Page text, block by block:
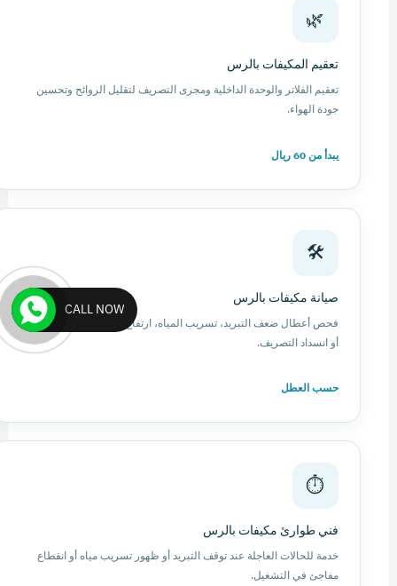
🌿
تعقيم المكيفات بالرس
تعقيم الفلاتر والوحدة الداخلية ومجرى التصريف لتقليل الروائح وتحسين
جودة الهواء.
يبدأ من 60 ريال
🛠️
صيانة مكيفات بالرس
فحص أعطال ضعف التبريد، تسريب المياه، ارتفاع الصوت، توقف المكيف،
أو انسداد التصريف.
حسب العطل
⏱️
فني طوارئ مكيفات بالرس
خدمة للحالات العاجلة عند توقف التبريد أو ظهور تسريب مياه أو انقطاع
مفاجئ في التشغيل.
CALL NOW